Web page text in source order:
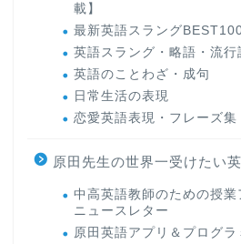
載】
最新英語スラング
英語スラング・略語・流行
英語のことわざ・成句
日常生活の表現
恋愛英語表現・フレーズ集
原田先生の世界一受けたい
中高英語教師のための授
ニュースレター
原田英語アプリ＆プログラ